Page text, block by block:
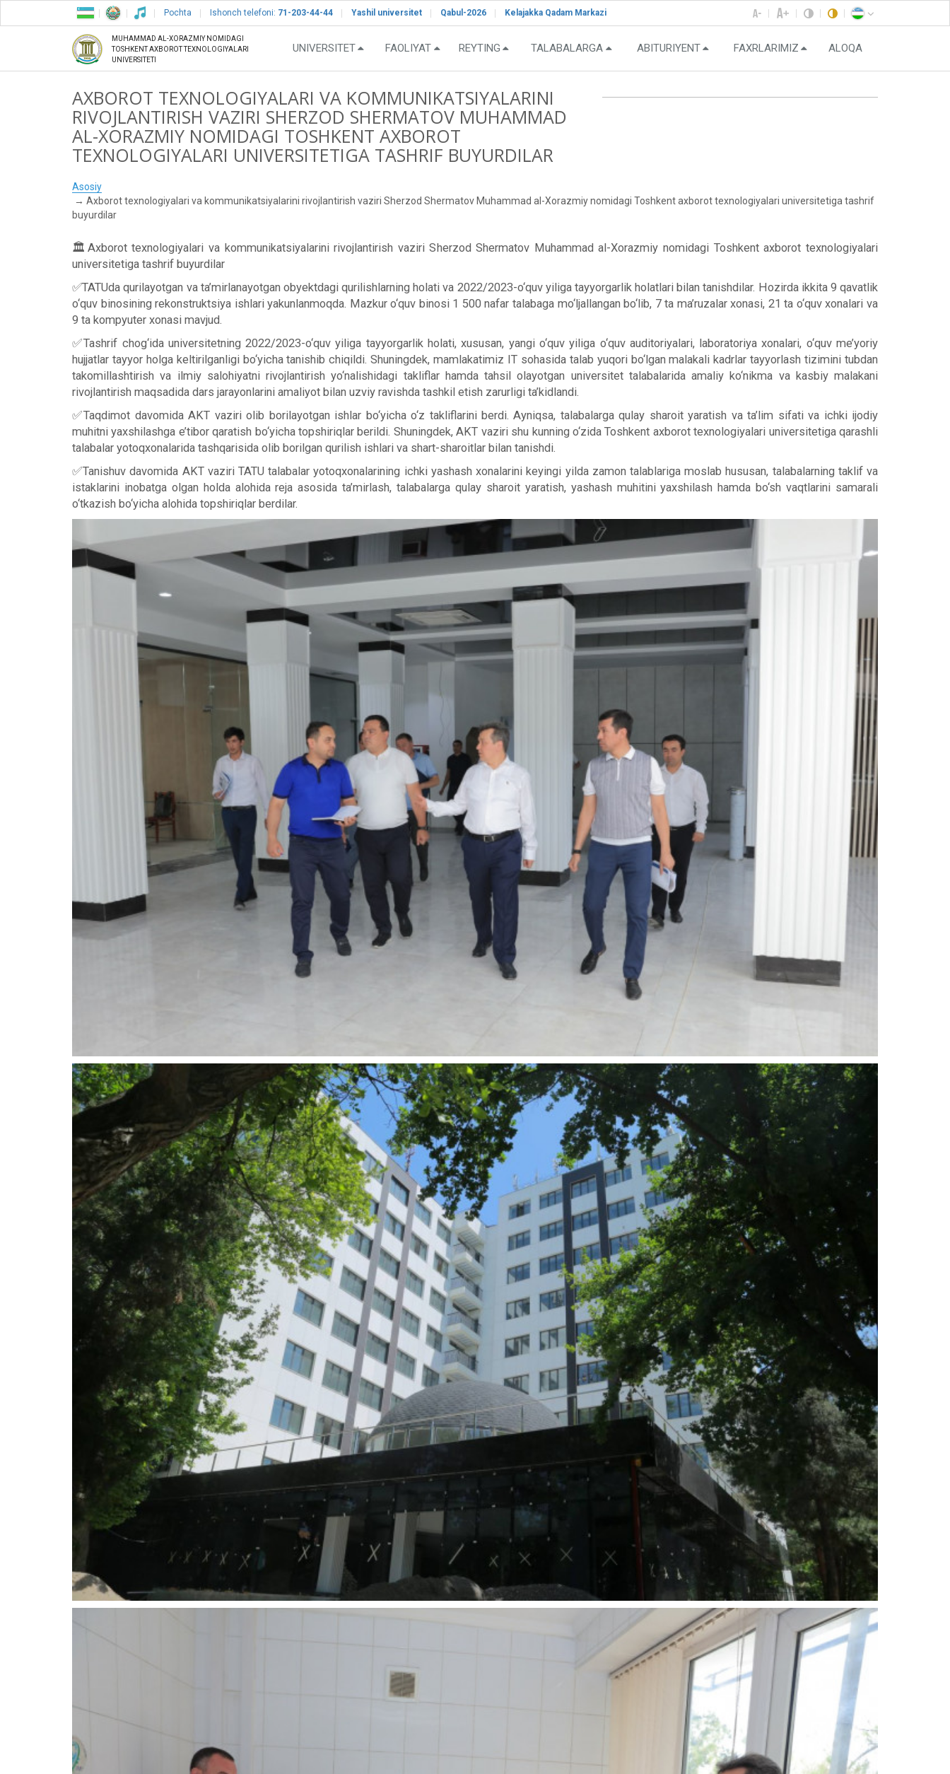
Pochta Ishonch telefoni: 71-203-44-44 Yashil universitet Qabul-2026 Kelajakka Qadam Markazi
MUHAMMAD AL-XORAZMIY NOMIDAGI
TOSHKENT AXBOROT TEXNOLOGIYALARI
UNIVERSITETI
UNIVERSITET FAOLIYAT REYTING TALABALARGA ABITURIYENT FAXRLARIMIZ ALOQA
AXBOROT TEXNOLOGIYALARI VA KOMMUNIKATSIYALARINI
RIVOJLANTIRISH VAZIRI SHERZOD SHERMATOV MUHAMMAD
AL-XORAZMIY NOMIDAGI TOSHKENT AXBOROT
TEXNOLOGIYALARI UNIVERSITETIGA TASHRIF BUYURDILAR
Asosiy
Axborot texnologiyalari va kommunikatsiyalarini rivojlantirish vaziri Sherzod Shermatov Muhammad al-Xorazmiy nomidagi Toshkent axborot texnologiyalari universitetiga tashrif
buyurdilar
🏛Axborot texnologiyalari va kommunikatsiyalarini rivojlantirish vaziri Sherzod Shermatov Muhammad al-Xorazmiy nomidagi Toshkent axborot texnologiyalari
universitetiga tashrif buyurdilar
✅TATUda qurilayotgan va ta’mirlanayotgan obyektdagi qurilishlarning holati va 2022/2023-o‘quv yiliga tayyorgarlik holatlari bilan tanishdilar. Hozirda ikkita 9 qavatlik
o‘quv binosining rekonstruktsiya ishlari yakunlanmoqda. Mazkur o‘quv binosi 1 500 nafar talabaga mo‘ljallangan bo‘lib, 7 ta ma’ruzalar xonasi, 21 ta o‘quv xonalari va
9 ta kompyuter xonasi mavjud.
✅Tashrif chog‘ida universitetning 2022/2023-o‘quv yiliga tayyorgarlik holati, xususan, yangi o‘quv yiliga o‘quv auditoriyalari, laboratoriya xonalari, o‘quv me’yoriy
hujjatlar tayyor holga keltirilganligi bo‘yicha tanishib chiqildi. Shuningdek, mamlakatimiz IT sohasida talab yuqori bo‘lgan malakali kadrlar tayyorlash tizimini tubdan
takomillashtirish va ilmiy salohiyatni rivojlantirish yo‘nalishidagi takliflar hamda tahsil olayotgan universitet talabalarida amaliy ko‘nikma va kasbiy malakani
rivojlantirish maqsadida dars jarayonlarini amaliyot bilan uzviy ravishda tashkil etish zarurligi ta’kidlandi.
✅Taqdimot davomida AKT vaziri olib borilayotgan ishlar bo‘yicha o‘z takliflarini berdi. Ayniqsa, talabalarga qulay sharoit yaratish va ta’lim sifati va ichki ijodiy
muhitni yaxshilashga e’tibor qaratish bo‘yicha topshiriqlar berildi. Shuningdek, AKT vaziri shu kunning o‘zida Toshkent axborot texnologiyalari universitetiga qarashli
talabalar yotoqxonalarida tashqarisida olib borilgan qurilish ishlari va shart-sharoitlar bilan tanishdi.
✅Tanishuv davomida AKT vaziri TATU talabalar yotoqxonalarining ichki yashash xonalarini keyingi yilda zamon talablariga moslab hususan, talabalarning taklif va
istaklarini inobatga olgan holda alohida reja asosida ta’mirlash, talabalarga qulay sharoit yaratish, yashash muhitini yaxshilash hamda bo‘sh vaqtlarini samarali
o‘tkazish bo‘yicha alohida topshiriqlar berdilar.